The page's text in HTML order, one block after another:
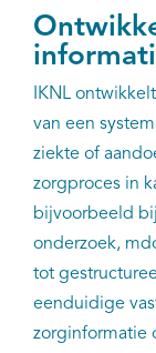
IKNL
van een
ziekte of
zorgproces in
bijvoorbeeld
onderzoek,
tot
eenduidige
zorginformatie